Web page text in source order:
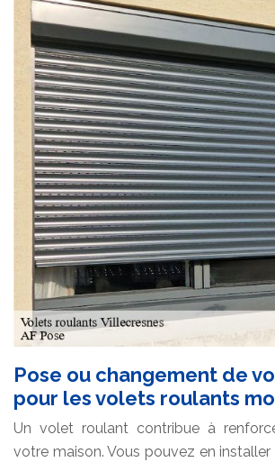
Pose ou changement de
pour les volets roulants
Un volet roulant contribue à
votre maison. Vous pouvez en